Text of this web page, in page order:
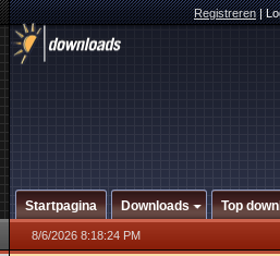
Registreren|
Startpagina Downloads Top
8/6/2026 8:18:24 PM